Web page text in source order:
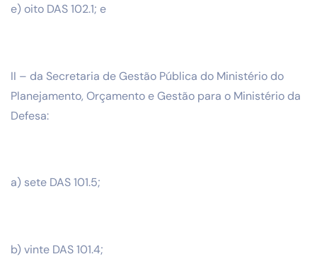
e) oito DAS 102.1; e
II – da Secretaria de Gestão Pública do Ministério do
Planejamento, Orçamento e Gestão para o Ministério da
Defesa:
a) sete DAS 101.5;
b) vinte DAS 101.4;